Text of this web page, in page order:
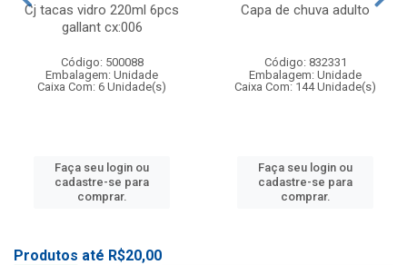
Cj tacas vidro 220ml 6pcs
gallant cx:006
Código: 500088
Embalagem: Unidade
Caixa Com: 6 Unidade(s)
Faça seu login ou
cadastre-se para
comprar.
Capa de chuva adulto
Código: 832331
Embalagem: Unidade
Caixa Com: 144 Unidade(s)
Faça seu login ou
cadastre-se para
comprar.
Produtos até R$20,00